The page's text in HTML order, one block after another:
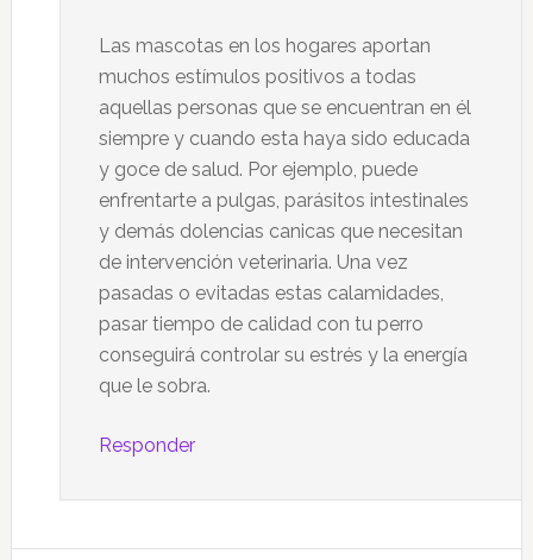
Las mascotas en los hogares aportan
muchos estímulos positivos a todas
aquellas personas que se encuentran en él
siempre y cuando esta haya sido educada
y goce de salud. Por ejemplo, puede
enfrentarte a pulgas, parásitos intestinales
y demás dolencias canicas que necesitan
de intervención veterinaria. Una vez
pasadas o evitadas estas calamidades,
pasar tiempo de calidad con tu perro
conseguirá controlar su estrés y la energía
que le sobra.
Responder